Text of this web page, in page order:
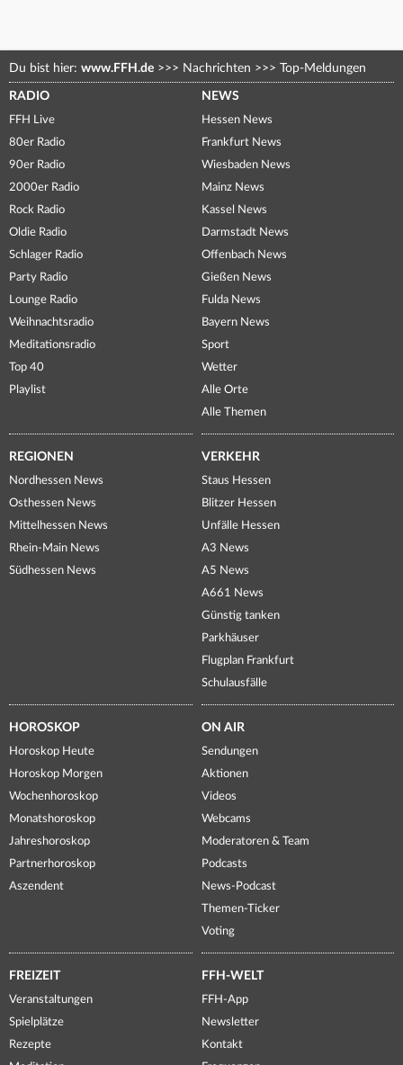
Du bist hier: www.FFH.de >>> Nachrichten >>> Top-Meldungen
RADIO
FFH Live
80er Radio
90er Radio
2000er Radio
Rock Radio
Oldie Radio
Schlager Radio
Party Radio
Lounge Radio
Weihnachtsradio
Meditationsradio
Top 40
Playlist
NEWS
Hessen News
Frankfurt News
Wiesbaden News
Mainz News
Kassel News
Darmstadt News
Offenbach News
Gießen News
Fulda News
Bayern News
Sport
Wetter
Alle Orte
Alle Themen
REGIONEN
Nordhessen News
Osthessen News
Mittelhessen News
Rhein-Main News
Südhessen News
VERKEHR
Staus Hessen
Blitzer Hessen
Unfälle Hessen
A3 News
A5 News
A661 News
Günstig tanken
Parkhäuser
Flugplan Frankfurt
Schulausfälle
HOROSKOP
Horoskop Heute
Horoskop Morgen
Wochenhoroskop
Monatshoroskop
Jahreshoroskop
Partnerhoroskop
Aszendent
ON AIR
Sendungen
Aktionen
Videos
Webcams
Moderatoren & Team
Podcasts
News-Podcast
Themen-Ticker
Voting
FREIZEIT
Veranstaltungen
Spielplätze
Rezepte
FFH-WELT
FFH-App
Newsletter
Kontakt